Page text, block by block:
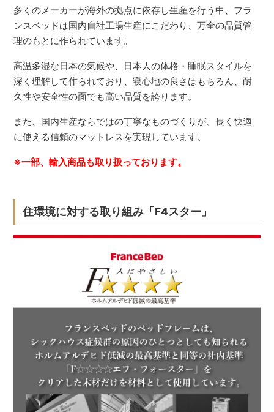
多くのメーカーが海外の拠点に依存し生産を行う中、フラ
ンスベッドは国内自社工場生産にこだわり、万全の品質管
理のもとに作られています。
高温多湿な日本の気候や、日本人の体格・睡眠スタイルを
深く理解して作られており、寝心地の良さはもちろん、耐
久性や安全性の面でも高い品質を誇ります。
また、国内生産ならではの丁寧なものづくりが、長く快適
に使える信頼のマットレスを実現しています。
※一部、輸入商品も取り扱っております。
住環境に対する取り組み「F4スター」